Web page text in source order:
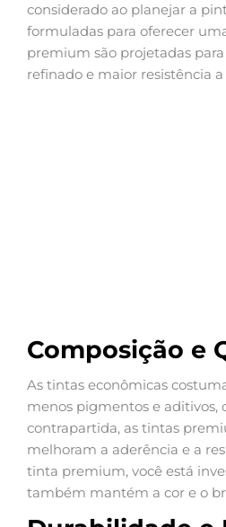
considerado ao planejar a
formuladas para oferecer
premium são projetadas
refinado e maior resistência
Composição e
As tintas econômicas
menos pigmentos e aditivos,
contrapartida, as tintas
melhoram a aderência e a
tinta premium, você está
também mantém a cor e o